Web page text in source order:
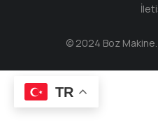
© 2024 Boz Makine.
TR